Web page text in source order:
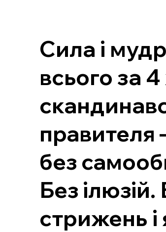
Сила і
всього за
правителя
без
Без
стрижень і